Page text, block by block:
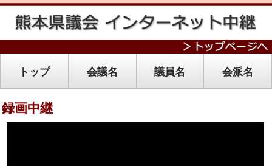
トップ 会議名 議員名 会派名
録画中継